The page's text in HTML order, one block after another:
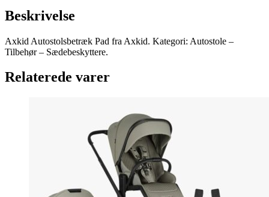
Beskrivelse
Axkid Autostolsbetræk Pad fra Axkid. Kategori: Autostole –
Tilbehør – Sædebeskyttere.
Relaterede varer